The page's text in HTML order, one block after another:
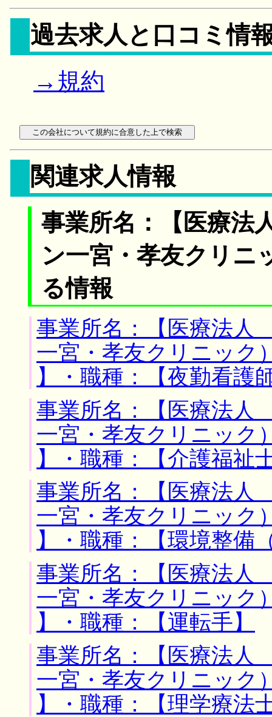
過去求人と口コミ情
→規約
関連求人情報
事業所名：【医療
ン一宮・孝友クリニ
る情報
事業所名：【医療法
一宮・孝友クリニック
】・職種：【夜勤看護
事業所名：【医療法
一宮・孝友クリニック
】・職種：【介護福祉
事業所名：【医療法
一宮・孝友クリニック
】・職種：【環境整備
事業所名：【医療法
一宮・孝友クリニック
】・職種：【運転手】
事業所名：【医療法
一宮・孝友クリニック
】・職種：【理学療法